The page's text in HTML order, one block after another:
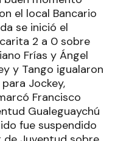
el local Bancario
se inició el
2 a 0 sobre
Frías y Ángel
y Tango igualaron
Jockey,
Francisco
Gualeguaychú
fue suspendido